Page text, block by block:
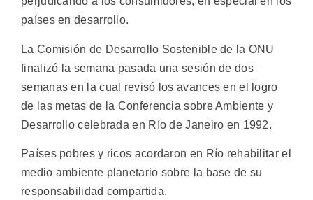
países en desarrollo.
La Comisión de Desarrollo Sostenible de la ONU
finalizó la semana pasada una sesión de dos
semanas en la cual revisó los avances en el logro
de las metas de la Conferencia sobre Ambiente y
Desarrollo celebrada en Río de Janeiro en 1992.
Países pobres y ricos acordaron en Río rehabilitar el
medio ambiente planetario sobre la base de su
responsabilidad compartida.